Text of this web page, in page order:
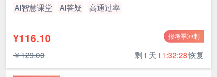
AI智慧课堂
AI答疑 高通过率
报考季冲刺
¥116.10
￥129.00 剩1 天11:32:27恢复